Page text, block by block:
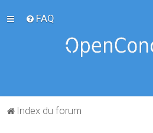
FAQ
Index du forum